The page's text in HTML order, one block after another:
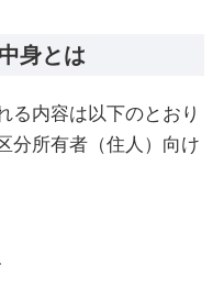
身とは
る内容は以下のとおり
分所有者（住人）向け